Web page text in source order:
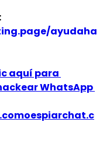
ayudaha
aquí para
WhatsApp